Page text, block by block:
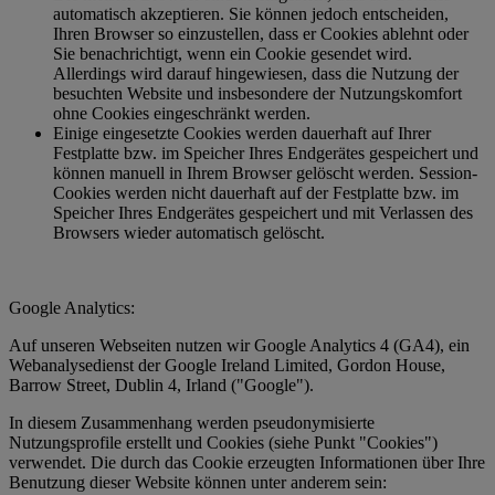
automatisch akzeptieren. Sie können jedoch entscheiden,
Ihren Browser so einzustellen, dass er Cookies ablehnt oder
Sie benachrichtigt, wenn ein Cookie gesendet wird.
Allerdings wird darauf hingewiesen, dass die Nutzung der
besuchten Website und insbesondere der Nutzungskomfort
ohne Cookies eingeschränkt werden.
Einige eingesetzte Cookies werden dauerhaft auf Ihrer
Festplatte bzw. im Speicher Ihres Endgerätes gespeichert und
können manuell in Ihrem Browser gelöscht werden. Session-
Cookies werden nicht dauerhaft auf der Festplatte bzw. im
Speicher Ihres Endgerätes gespeichert und mit Verlassen des
Browsers wieder automatisch gelöscht.
Google Analytics:
Auf unseren Webseiten nutzen wir Google Analytics 4 (GA4), ein
Webanalysedienst der Google Ireland Limited, Gordon House,
Barrow Street, Dublin 4, Irland ("Google").
In diesem Zusammenhang werden pseudonymisierte
Nutzungsprofile erstellt und Cookies (siehe Punkt "Cookies")
verwendet. Die durch das Cookie erzeugten Informationen über Ihre
Benutzung dieser Website können unter anderem sein: